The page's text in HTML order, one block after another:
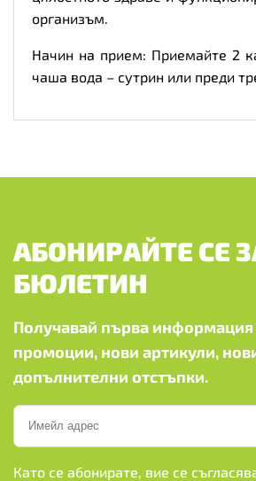
организъм.
Начин на прием: Приемайте 2
чаша вода – сутрин или преди
АБОНИРАЙТЕ СЕ
БЮЛЕТИН
Получавай първа информация
промоции, нови артикули,
допълнителни отстъпки.
Като се абонирате, вие се